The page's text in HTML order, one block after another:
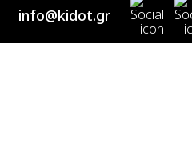
info@kidot.gr